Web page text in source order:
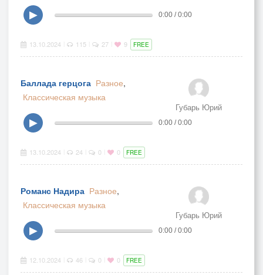
РОссии. Поможет вам восстановить
душевное равновесие, теплый,
▶ 0:00 / 0:00
13.10.2024 115 27 9 FREE
Баллада герцога Разное,
Классическая музыка
Губарь Юрий
▶ 0:00 / 0:00
13.10.2024 24 0 0 FREE
Романс Надира Разное,
Классическая музыка
Губарь Юрий
▶ 0:00 / 0:00
12.10.2024 46 0 0 FREE